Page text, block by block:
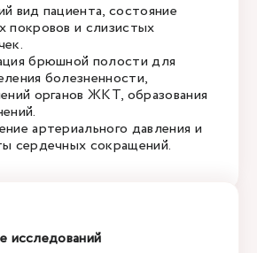
вид пациента, состояние
покровов и слизистых
брюшной полости для
болезненности,
органов ЖКТ, образования
артериального давления и
сердечных сокращений.
исследований